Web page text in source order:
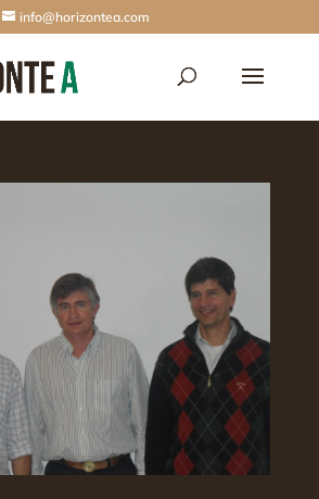
info@horizontea.com